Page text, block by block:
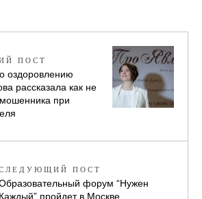
ПОСТ
оздоровлению
рассказала как не
при
ПОСТ
форум “Нужен
Каждый” пройдет в Москве